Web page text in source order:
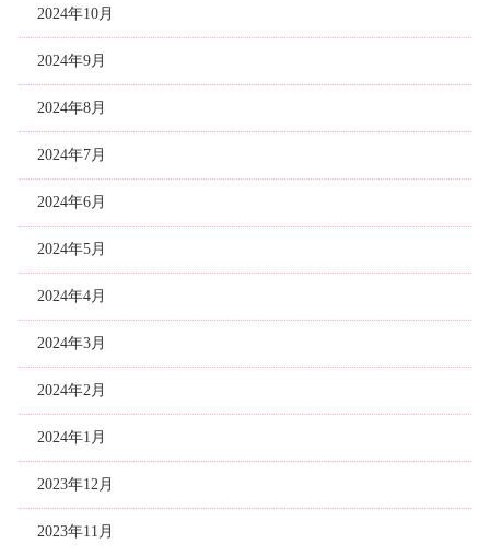
2024年10月
2024年9月
2024年8月
2024年7月
2024年6月
2024年5月
2024年4月
2024年3月
2024年2月
2024年1月
2023年12月
2023年11月